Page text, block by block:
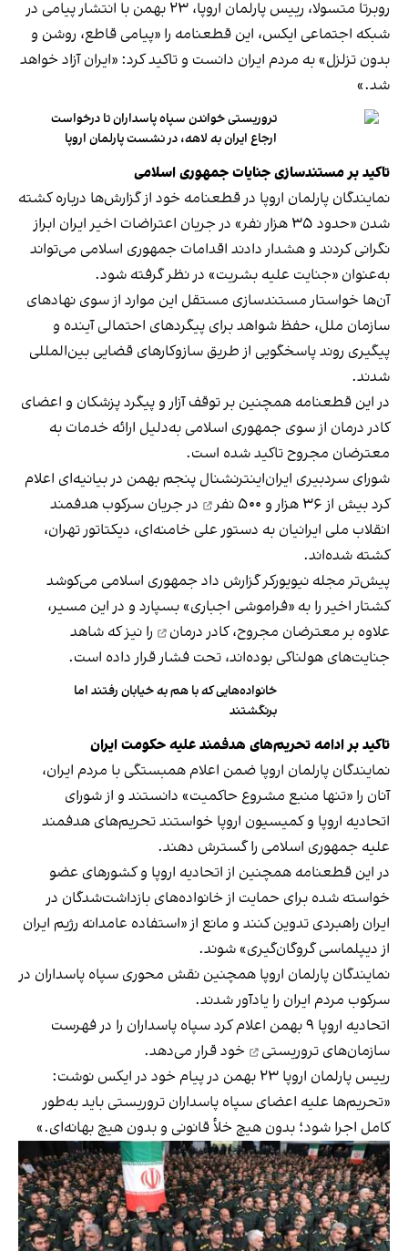
روبرتا متسولا، رییس پارلمان اروپا، ۲۳ بهمن با انتشار پیامی در
شبکه اجتماعی ایکس، این قطعنامه را «پیامی قاطع، روشن و
بدون تزلزل» به مردم ایران دانست و تاکید کرد: «ایران آزاد خواهد
شد.»
تروریستی خواندن سپاه پاسداران تا درخواست
ارجاع ایران به لاهه، در نشست پارلمان اروپا
تاکید بر مستندسازی جنایات جمهوری اسلامی
نمایندگان پارلمان اروپا در قطعنامه خود از گزارش‌ها درباره کشته
شدن «حدود ۳۵ هزار نفر» در جریان اعتراضات اخیر ایران ابراز
نگرانی کردند و هشدار دادند اقدامات جمهوری اسلامی می‌تواند
به‌عنوان «جنایت علیه بشریت» در نظر گرفته شود.
آن‌ها خواستار مستندسازی مستقل این موارد از سوی نهادهای
سازمان ملل، حفظ شواهد برای پیگردهای احتمالی آینده و
پیگیری روند پاسخگویی از طریق سازوکارهای قضایی بین‌المللی
شدند.
‫‫در این قطعنامه همچنین بر توقف آزار و پیگرد پزشکان و اعضای
کادر درمان از سوی جمهوری اسلامی به‌دلیل ارائه خدمات به
معترضان مجروح تاکید شده است.
شورای سردبیری ایران‌اینترنشنال پنجم بهمن در بیانیه‌ای اعلام
کرد بیش از ۳۶ هزار و ۵۰۰ نفر
در جریان سرکوب هدفمند
انقلاب ملی ایرانیان به دستور علی خامنه‌ای، دیکتاتور تهران،
کشته شده‌اند.
پیش‌تر مجله نیویورکر گزارش داد جمهوری اسلامی می‌کوشد
کشتار اخیر را به «فراموشی اجباری» بسپارد و در این مسیر،
علاوه بر معترضان مجروح،کادر درمان
را نیز که شاهد
جنایت‌های هولناکی بوده‌اند، تحت فشار قرار داده است.
خانواده‌هایی که با هم به خیابان رفتند اما
برنگشتند
تاکید بر ادامه تحریم‌های هدفمند علیه حکومت ایران
نمایندگان پارلمان اروپا ضمن اعلام همبستگی با مردم ایران،
آنان را «تنها منبع مشروع حاکمیت» دانستند و از شورای
اتحادیه اروپا و کمیسیون اروپا خواستند تحریم‌های هدفمند
علیه جمهوری اسلامی را گسترش دهند.
در این قطعنامه همچنین از اتحادیه اروپا و کشورهای عضو
خواسته شده برای حمایت از خانواده‌های بازداشت‌شدگان در
ایران راهبردی تدوین کنند و مانع از «استفاده عامدانه رژیم ایران
از دیپلماسی گروگان‌گیری» شوند.
نمایندگان پارلمان اروپا همچنین نقش محوری سپاه پاسداران در
سرکوب مردم ایران را یادآور شدند.
اتحادیه اروپا ۹ بهمن اعلام کرد سپاه پاسداران را در
فهرست
سازمان‌های تروریستی
خود قرار می‌دهد.
رییس پارلمان اروپا ۲۳ بهمن در پیام خود در ایکس نوشت:
«تحریم‌ها علیه اعضای سپاه پاسداران تروریستی باید به‌طور
کامل اجرا شود؛ بدون هیچ خلأ قانونی و بدون هیچ بهانه‌ای.»